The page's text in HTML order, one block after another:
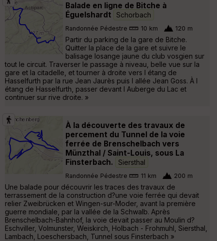
Balade en ligne de Bitche à
Éguelshardt
Schorbach
Randonnée Pédestre 10 km 120 m
Partir du parking de la gare de Bitche.
Quitter la place de la gare et suivre le
balisage losange jaune du club vosgien sur
tout le circuit. Traverser le passage à niveau, belle vue sur la
gare et la citadelle, et tourner à droite vers l étang de
Hasselfurth par la rue Jean Jaurès puis l allée Jean Goss. À l
étang de Hasselfurth, passer devant l Auberge du Lac et
continuer sur rive droite. »
À la découverte des travaux de
percement du Tunnel de la voie
ferrée de Brenschelbach vers
Münzthal / Saint-Louis, sous La
Finsterbach.
Siersthal
Randonnée Pédestre 11 km 200 m
Une balade pour découvrir les traces des travaux de
terrassement de la construction d?une voie ferrée qui devait
relier Zweibrücken et Wingen-sur-Moder, avant la première
guerre mondiale, par la vallée de la Schwalb. Après
Brenschelbach-Bahnhof, la voie devait passer au Moulin d?
Eschviller, Volmunster, Weiskirch, Holbach - Frohmuhl, Siersthal,
Lambach, Loeschersbach, Tunnel sous Finsterbach »